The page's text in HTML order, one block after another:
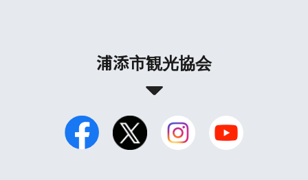
浦添市観光協会